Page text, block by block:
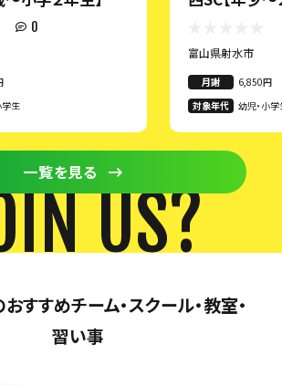
0
学生
富山県射水市
月謝
6,850円
対象年代
幼児・小
一覧を見る
US?
すすめチーム・スクール・教室・
習い事